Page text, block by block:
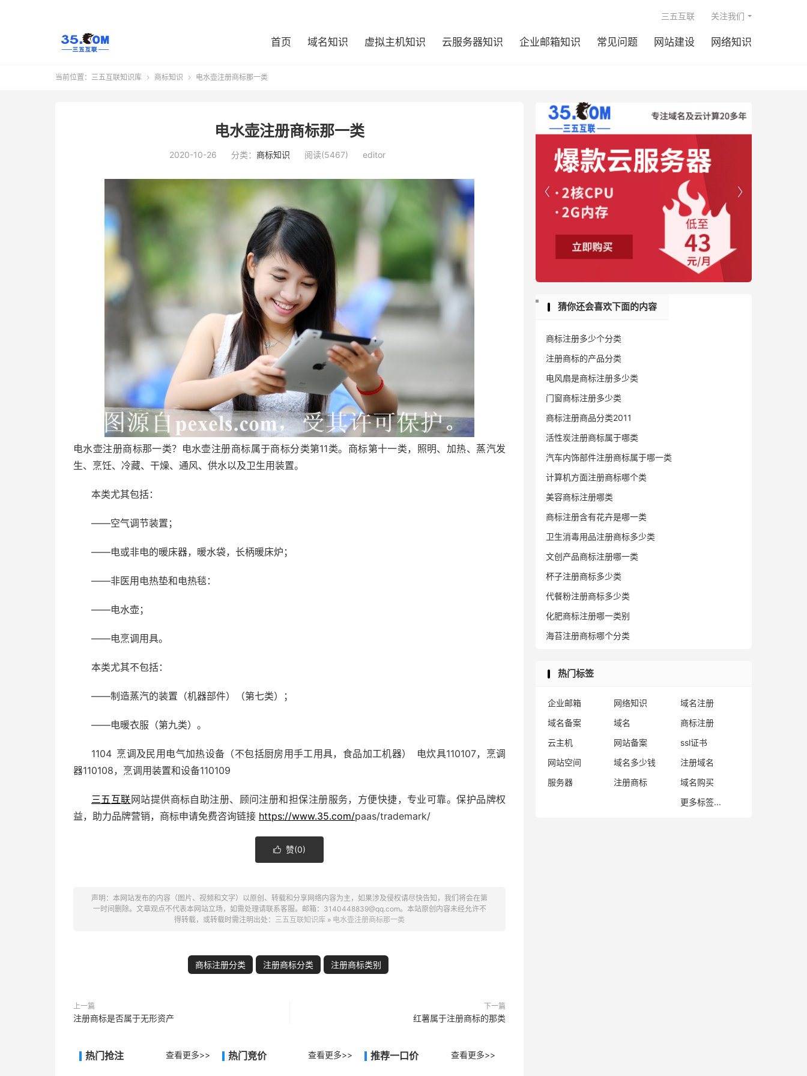
首页 域名知识 虚拟主机知识 云服务器知识 企业邮箱知识 常见问题 网站建设 网络知识
三五互联 关注我们
当前位置： 三五互联知识库  商标知识  电水壶注册商标那一类
电水壶注册商标那一类
2020-10-26 分类： 商标知识 阅读(5467) editor
电水壶注册商标那一类？电水壶注册商标属于商标分类第11类。商标第十一类，照明、加热、蒸汽发
生、烹饪、冷藏、干燥、通风、供水以及卫生用装置。
本类尤其包括：
——空气调节装置；
——电或非电的暖床器，暖水袋，长柄暖床炉；
——非医用电热垫和电热毯：
——电水壶；
——电烹调用具。
本类尤其不包括：
——制造蒸汽的装置（机器部件）（第七类）；
——电暖衣服（第九类）。
1104 烹调及民用电气加热设备（不包括厨房用手工用具，食品加工机器） 电炊具110107，烹调
器110108，烹调用装置和设备110109
三五互联网站提供商标自助注册、顾问注册和担保注册服务，方便快捷，专业可靠。保护品牌权
益，助力品牌营销，商标申请免费咨询链接 https://www.35.com/paas/trademark/
 赞(0)
声明：本网站发布的内容（图片、视频和文字）以原创、转载和分享网络内容为主，如果涉及侵权请尽快告知，我们将会在第
一时间删除。文章观点不代表本网站立场，如需处理请联系客服。邮箱：3140448839@qq.com。本站原创内容未经允许不
得转载，或转载时需注明出处： 三五互联知识库 » 电水壶注册商标那一类
商标注册分类 注册商标分类 注册商标类别
上一篇
注册商标是否属于无形资产
下一篇
红薯属于注册商标的那类
热门抢注 查看更多>> 热门竞价 查看更多>> 推荐一口价 查看更多>>


猜你还会喜欢下面的内容
商标注册多少个分类
注册商标的产品分类
电风扇是商标注册多少类
门窗商标注册多少类
商标注册商品分类2011
活性炭注册商标属于哪类
汽车内饰部件注册商标属于哪一类
计算机方面注册商标哪个类
美容商标注册哪类
商标注册含有花卉是哪一类
卫生消毒用品注册商标多少类
文创产品商标注册哪一类
杯子注册商标多少类
代餐粉注册商标多少类
化肥商标注册哪一类别
海苔注册商标哪个分类
热门标签
企业邮箱 网络知识
域名注册
域名备案
域名
商标注册
云主机
网站备案
ssl证书
网站空间
域名多少钱
注册域名
服务器
注册商标
域名购买
更多标签...